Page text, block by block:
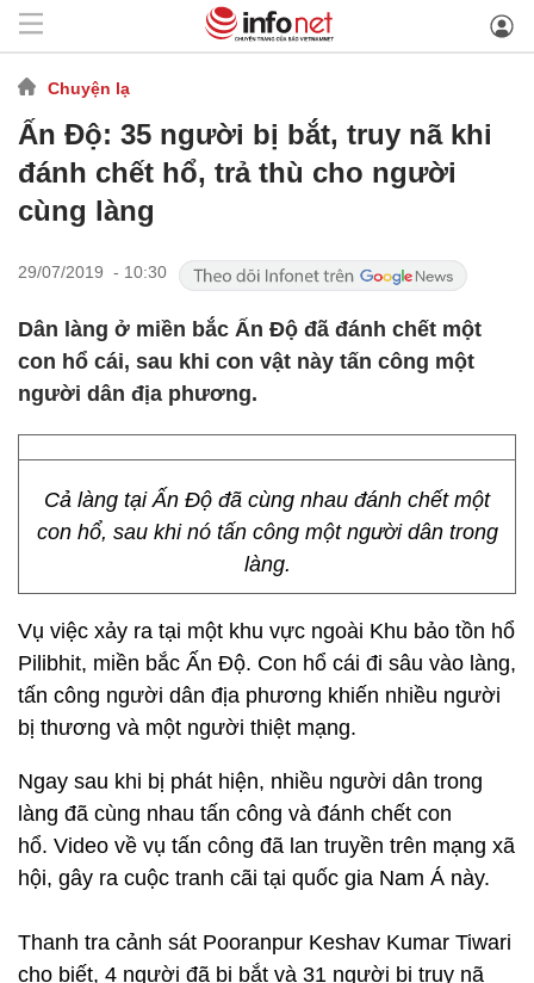
Chuyện lạ
Ấn Độ: 35 người bị bắt, truy nã khi
đánh chết hổ, trả thù cho người
cùng làng
29/07/2019 - 10:30
Dân làng ở miền bắc Ấn Độ đã đánh chết một
con hổ cái, sau khi con vật này tấn công một
người dân địa phương.
Cả làng tại Ấn Độ đã cùng nhau đánh chết một
con hổ, sau khi nó tấn công một người dân trong
làng.
Vụ việc xảy ra tại một khu vực ngoài Khu bảo tồn hổ
Pilibhit, miền bắc Ấn Độ. Con hổ cái đi sâu vào làng,
tấn công người dân địa phương khiến nhiều người
bị thương và một người thiệt mạng.
Ngay sau khi bị phát hiện, nhiều người dân trong
làng đã cùng nhau tấn công và đánh chết con
hổ. Video về vụ tấn công đã lan truyền trên mạng xã
hội, gây ra cuộc tranh cãi tại quốc gia Nam Á này.
Thanh tra cảnh sát Pooranpur Keshav Kumar Tiwari
cho biết, 4 người đã bị bắt và 31 người bị truy nã